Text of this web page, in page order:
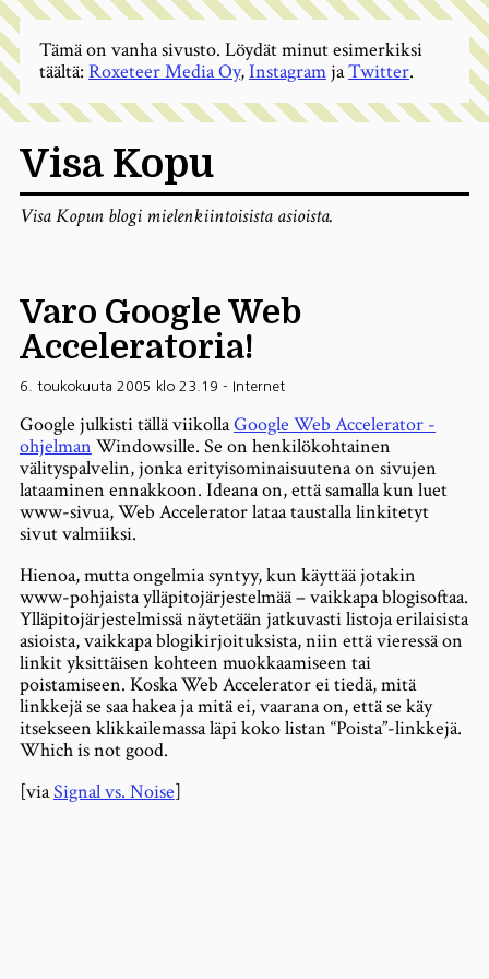
Visa Kopu
Visa Kopun blogi mielenkiintoisista asioista.
Varo Google Web
Acceleratoria!
6. toukokuuta 2005 klo 23.19 - Internet
Google julkisti tällä viikollaGoogle Web Accelerator -
ohjelman Windowsille. Se on henkilökohtainen
välityspalvelin, jonka erityisominaisuutena on sivujen
lataaminen ennakkoon. Ideana on, että samalla kun luet
www-sivua, Web Accelerator lataa taustalla linkitetyt
sivut valmiiksi.
Hienoa, mutta ongelmia syntyy, kun käyttää jotakin
www-pohjaista ylläpitojärjestelmää – vaikkapa blogisoftaa.
Ylläpitojärjestelmissä näytetään jatkuvasti listoja erilaisista
asioista, vaikkapa blogikirjoituksista, niin että vieressä on
linkit yksittäisen kohteen muokkaamiseen tai
poistamiseen. Koska Web Accelerator ei tiedä, mitä
linkkejä se saa hakea ja mitä ei, vaarana on, että se käy
itsekseen klikkailemassa läpi koko listan “Poista”-linkkejä.
Which is not good.
[viaSignal vs. Noise]
Tämä on vanha sivusto. Löydät minut esimerkiksi
täältä: Roxeteer Media Oy,InstagramjaTwitter.